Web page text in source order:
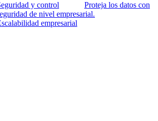
y control
Proteja los datos con
de nivel empresarial.
empresarial